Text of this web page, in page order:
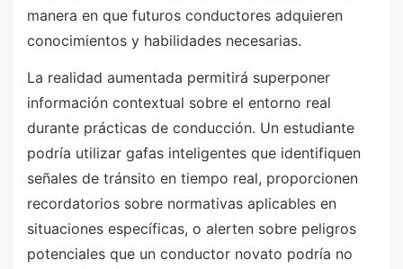
manera en que futuros conductores adquieren
conocimientos y habilidades necesarias.
La realidad aumentada permitirá superponer
información contextual sobre el entorno real
durante prácticas de conducción. Un estudiante
podría utilizar gafas inteligentes que identifiquen
señales de tránsito en tiempo real, proporcionen
recordatorios sobre normativas aplicables en
situaciones específicas, o alerten sobre peligros
potenciales que un conductor novato podría no